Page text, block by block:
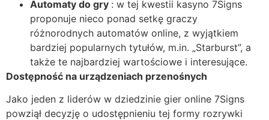
Automaty do gry : w tej kwestii kasyno 7Signs
proponuje nieco ponad setkę graczy
różnorodnych automatów online, z wyjątkiem
bardziej popularnych tytułów, m.in. „Starburst”, a
także te najbardziej wartościowe i interesujące.
Dostępność na urządzeniach przenośnych
Jako jeden z liderów w dziedzinie gier online 7Signs
powziął decyzję o udostępnieniu tej formy rozrywki